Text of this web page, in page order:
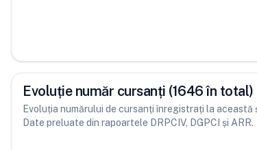
Evoluție număr cursanți (1646 în total)
Evoluția numărului de cursanți înregistrați la
Date preluate din rapoartele DRPCIV, DGPCI și ARR.